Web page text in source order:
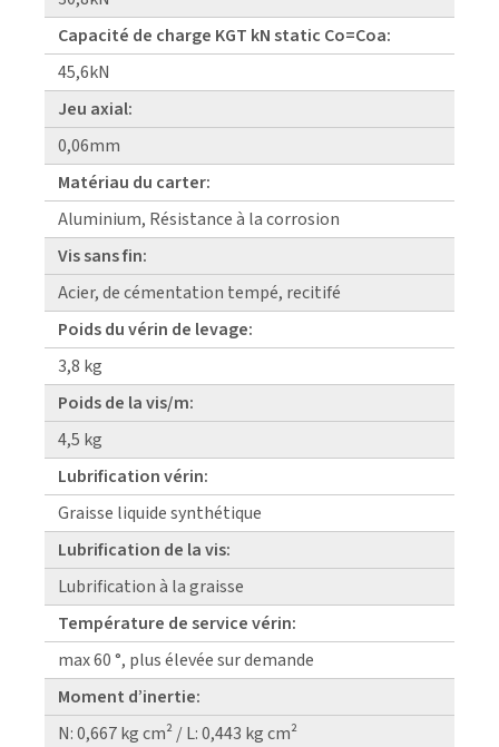
Capacité de charge KGT kN static Co=Coa:
45,6kN
Jeu axial:
0,06mm
Matériau du carter:
Aluminium, Résistance à la corrosion
Vis sans fin:
Acier, de cémentation tempé, recitifé
Poids du vérin de levage:
3,8 kg
Poids de la vis/m:
4,5 kg
Lubrification vérin:
Graisse liquide synthétique
Lubrification de la vis:
Lubrification à la graisse
Température de service vérin:
max 60 °, plus élevée sur demande
Moment d’inertie:
N: 0,667 kg cm² / L: 0,443 kg cm²